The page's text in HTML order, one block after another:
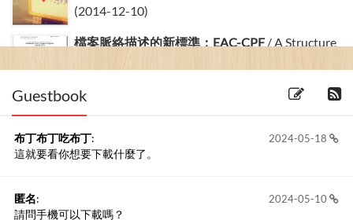
(2014-12-10)
檔案脈絡描述的新標準：EAC-CPF / A Structure
Guestbook
2024-05-18
布丁布丁吃布丁:
這就要看你想要下載什麼了。
2024-05-10
匿名:
請問手機可以下載嗎？